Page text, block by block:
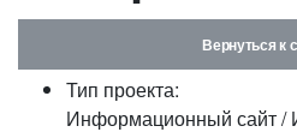
Забыли
Вернуться к
Тип проекта:
Информационный сайт /